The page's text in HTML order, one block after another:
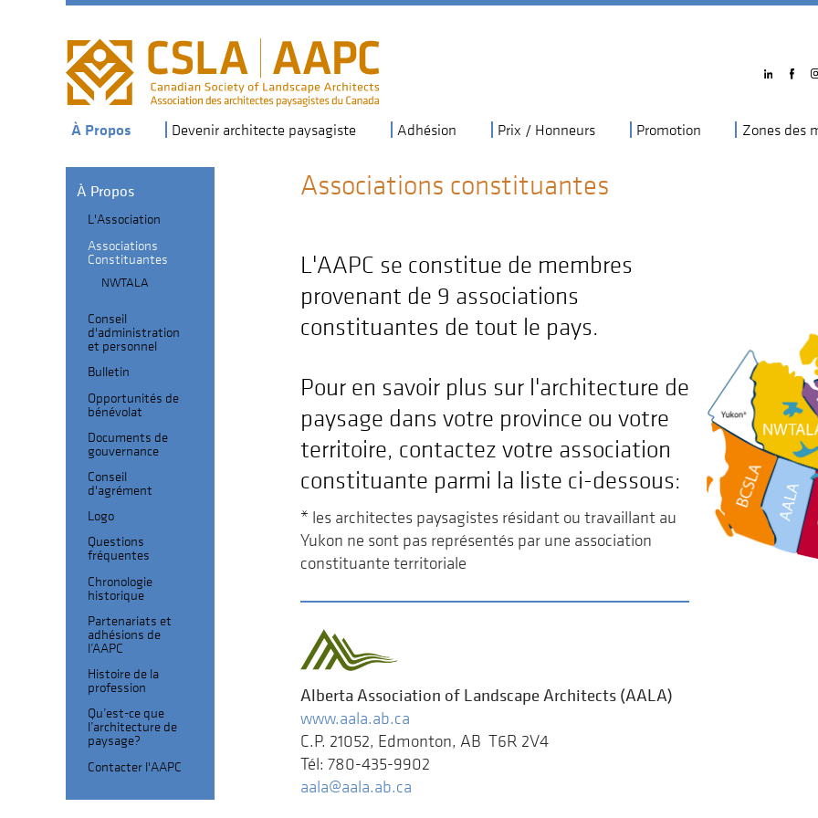
À Propos Devenir architecte paysagiste Adhésion Prix / Honneurs Promotion Zones des
Associations constituantes
L'AAPC se constitue de membres
provenant de 9 associations
constituantes de tout le pays.
Pour en savoir plus sur l'architecture de
paysage dans votre province ou votre
territoire, contactez votre association
constituante parmi la liste ci-dessous:
* les architectes paysagistes résidant ou travaillant au
Yukon ne sont pas représentés par une association
constituante territoriale
Alberta Association of Landscape Architects (AALA)
www.aala.ab.ca
C.P. 21052, Edmonton, AB T6R 2V4
Tél: 780-435-9902
aala@aala.ab.ca
Section
Header
À Propos
Sub-
navigation
L'Association
Associations
Constituantes
NWTALA
Conseil
d'administration
et personnel
Bulletin
Opportunités de
bénévolat
Documents de
gouvernance
Conseil
d'agrément
Logo
Questions
fréquentes
Chronologie
historique
Partenariats et
adhésions de
l’AAPC
Histoire de la
profession
Qu’est-ce que
l’architecture de
paysage?
Contacter l'AAPC